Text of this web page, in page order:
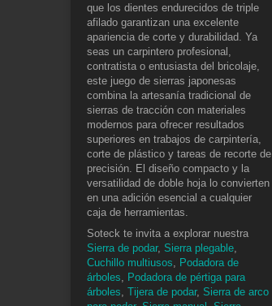
que los dientes endurecidos de triple
afilado garantizan una excelente
apariencia de corte y durabilidad. Ya
seas un carpintero profesional,
contratista o entusiasta del bricolaje,
este juego de sierras japonesas
combina la artesanía tradicional de
sierras de tracción con materiales
modernos para ofrecer resultados
superiores en trabajos de carpintería,
corte de plástico y tareas de recorte de
precisión. El diseño compacto y la
versatilidad de doble hoja lo convierten
en una adición esencial a cualquier
caja de herramientas.
Soteck te invita a explorar nuestra
Sierra de podar, Sierra plegable,
Cuchillo multiusos, Podadora de
árboles, Podadora de pértiga para
árboles, Tijera de podar, Sierra de arco